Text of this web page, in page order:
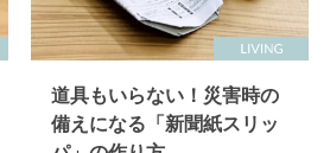
道具もいらない！災害時の
備えになる「新聞紙スリッ